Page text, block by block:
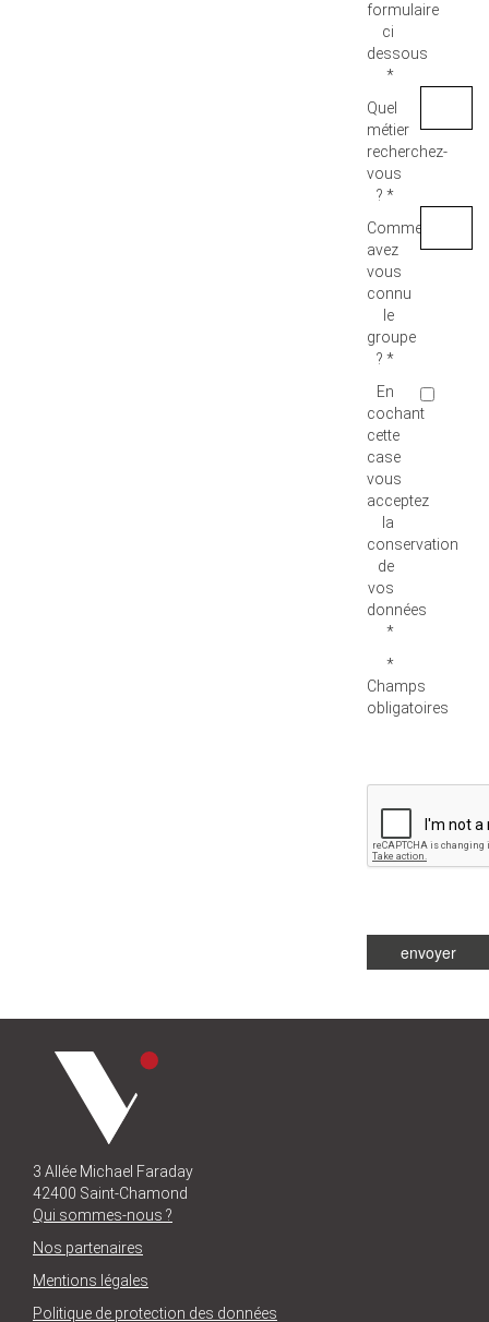
formulaire
ci
dessous
*
Quel
métier
recherchez-
vous
? *
Comment
avez
vous
connu
le
groupe
? *
En
cochant
cette
case
vous
acceptez
la
conservation
de
vos
données
*
*
Champs
obligatoires
envoyer
3 Allée Michael Faraday
42400 Saint-Chamond
Qui sommes-nous ?
Nos partenaires
Mentions légales
Politique de protection des données